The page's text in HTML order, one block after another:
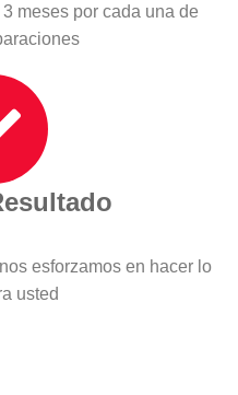
meses por cada una de
esforzamos en hacer lo
usted